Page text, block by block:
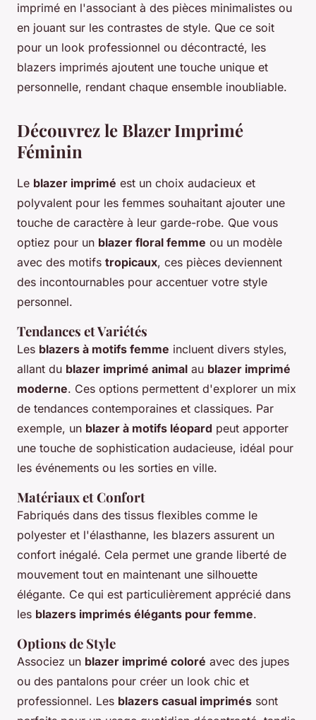
imprimé en l'associant à des pièces minimalistes ou
en jouant sur les contrastes de style. Que ce soit
pour un look professionnel ou décontracté, les
blazers imprimés ajoutent une touche unique et
personnelle, rendant chaque ensemble inoubliable.
Découvrez le Blazer Imprimé
Féminin
Le blazer imprimé est un choix audacieux et
polyvalent pour les femmes souhaitant ajouter une
touche de caractère à leur garde-robe. Que vous
optiez pour un blazer floral femme ou un modèle
avec des motifs tropicaux, ces pièces deviennent
des incontournables pour accentuer votre style
personnel.
Tendances et Variétés
Les blazers à motifs femme incluent divers styles,
allant du blazer imprimé animal au blazer imprimé
moderne. Ces options permettent d'explorer un mix
de tendances contemporaines et classiques. Par
exemple, un blazer à motifs léopard peut apporter
une touche de sophistication audacieuse, idéal pour
les événements ou les sorties en ville.
Matériaux et Confort
Fabriqués dans des tissus flexibles comme le
polyester et l'élasthanne, les blazers assurent un
confort inégalé. Cela permet une grande liberté de
mouvement tout en maintenant une silhouette
élégante. Ce qui est particulièrement apprécié dans
les blazers imprimés élégants pour femme.
Options de Style
Associez un blazer imprimé coloré avec des jupes
ou des pantalons pour créer un look chic et
professionnel. Les blazers casual imprimés sont